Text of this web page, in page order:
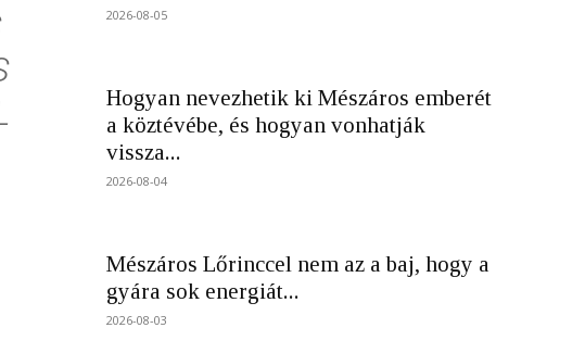
2026-08-05
Hogyan nevezhetik ki Mészáros emberét
a köztévébe, és hogyan vonhatják
vissza...
2026-08-04
Mészáros Lőrinccel nem az a baj, hogy a
gyára sok energiát...
2026-08-03